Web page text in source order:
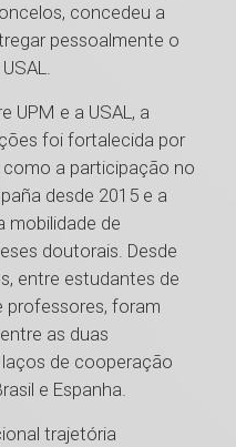
concedeu a
pessoalmente o
USAL.
UPM e a USAL, a
foi fortalecida por
a participação no
desde 2015 e a
mobilidade de
doutorais. Desde
entre estudantes de
professores, foram
as duas
de cooperação
e Espanha.
trajetória